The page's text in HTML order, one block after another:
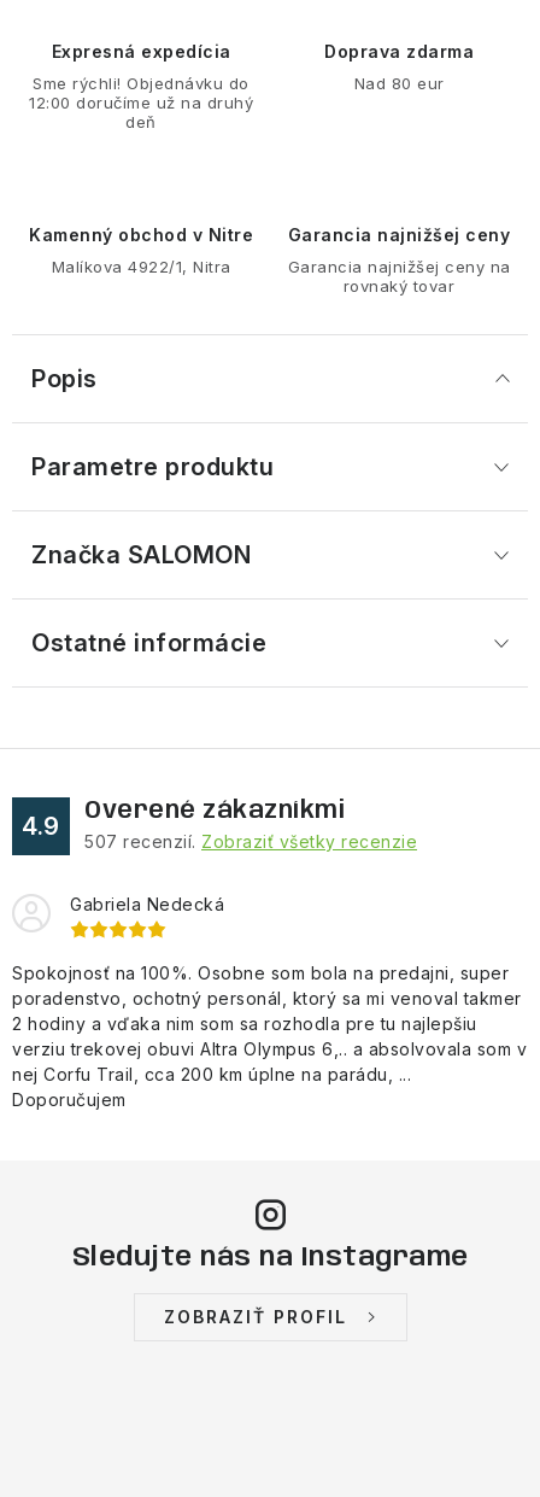
Expresná expedícia
Sme rýchli! Objednávku do
12:00 doručíme už na druhý
deň
Doprava zdarma
Nad 80 eur
Kamenný obchod v Nitre
Malíkova 4922/1, Nitra
Garancia najnižšej ceny
Garancia najnižšej ceny na
rovnaký tovar
Popis
Parametre produktu
Značka SALOMON
Ostatné informácie
4.9
Overené zákazníkmi
507 recenzií. Zobraziť všetky recenzie
Gabriela Nedecká
Spokojnosť na 100%. Osobne som bola na predajni, super
poradenstvo, ochotný personál, ktorý sa mi venoval takmer
2 hodiny a vďaka nim som sa rozhodla pre tu najlepšiu
verziu trekovej obuvi Altra Olympus 6,.. a absolvovala som v
nej Corfu Trail, cca 200 km úplne na parádu, ...
Doporučujem
Sledujte nás na Instagrame
ZOBRAZIŤ PROFIL